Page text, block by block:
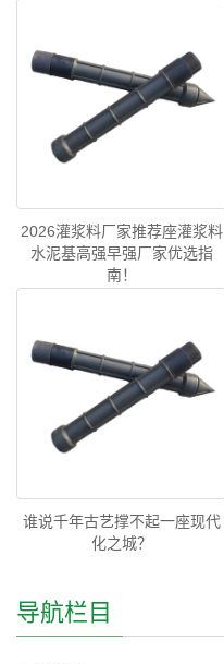
2026灌浆料厂家推荐座灌浆料
水泥基高强早强厂家优选指
南！
谁说千年古艺撑不起一座现代
化之城？
导航栏目